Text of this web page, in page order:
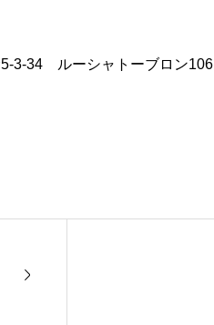
3-34 ルーシャトーブロン106